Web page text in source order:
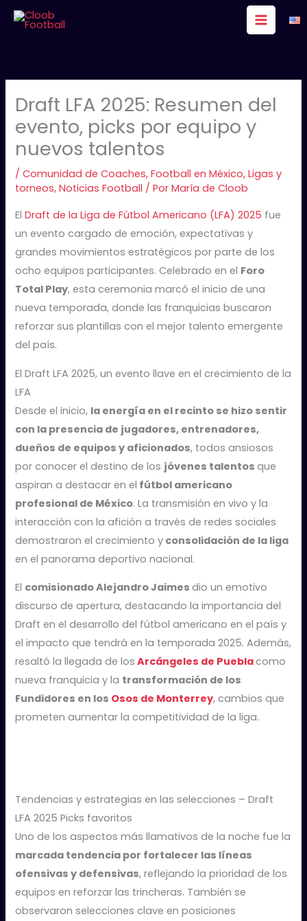
Draft LFA 2025: Resumen del
evento, picks por equipo y
nuevos talentos
/Comunidad de Coaches,Football en México,Ligas y
torneos,Noticias Football / PorMaría de Cloob
ElDraft de la Liga de Fútbol Americano (LFA) 2025 fue
un evento cargado de emoción, expectativas y
grandes movimientos estratégicos por parte de los
ocho equipos participantes. Celebrado en el Foro
Total Play, esta ceremonia marcó el inicio de una
nueva temporada, donde las franquicias buscaron
reforzar sus plantillas con el mejor talento emergente
del país.
El Draft LFA 2025, un evento llave en el crecimiento de la
LFA
Desde el inicio, la energía en el recinto se hizo sentir
con la presencia de jugadores, entrenadores,
dueños de equipos y aficionados, todos ansiosos
por conocer el destino de los jóvenes talentosque
aspiran a destacar en el fútbol americano
profesional de México. La transmisión en vivo y la
interacción con la afición a través de redes sociales
demostraron el crecimiento y consolidación de la liga
en el panorama deportivo nacional.
El comisionado Alejandro Jaimesdio un emotivo
discurso de apertura, destacando la importancia del
Draft en el desarrollo del fútbol americano en el país y
el impacto que tendrá en la temporada 2025. Además,
resaltó la llegada de los Arcángeles de Pueblacomo
nueva franquicia y la transformación de los
Fundidores en los Osos de Monterrey, cambios que
prometen aumentar la competitividad de la liga.
Tendencias y estrategias en las selecciones – Draft
LFA 2025 Picks favoritos
Uno de los aspectos más llamativos de la noche fue la
marcada tendencia por fortalecer las líneas
ofensivas y defensivas, reflejando la prioridad de los
equipos en reforzar las trincheras. También se
observaron selecciones clave en posiciones